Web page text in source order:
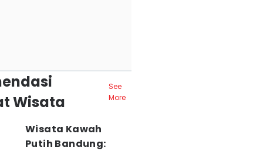
Wisata
See
More
Wisata Kawah
Putih Bandung: